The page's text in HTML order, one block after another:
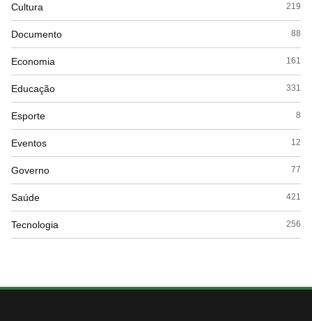
Cultura 219
Documento 88
Economia 161
Educação 331
Esporte 8
Eventos 12
Governo 77
Saúde 421
Tecnologia 256